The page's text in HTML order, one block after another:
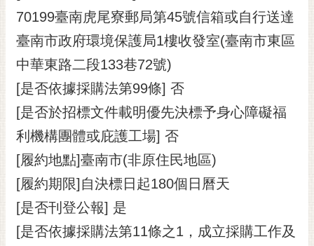
70199臺南虎尾寮郵局第45號信箱或自行送達
臺南市政府環境保護局1樓收發室(臺南市東區
中華東路二段133巷72號)
[是否依據採購法第99條] 否
[是否於招標文件載明優先決標予身心障礙福
利機構團體或庇護工場] 否
[履約地點]臺南市(非原住民地區)
[履約期限]自決標日起180個日曆天
[是否刊登公報] 是
[是否依據採購法第11條之1，成立採購工作及